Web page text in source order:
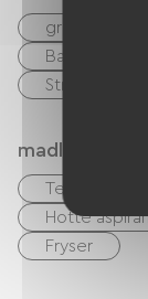
gratis WIFI
Barbecue
Strygeudstyr
madlavning
Tekøkken
Hotte
Fryser